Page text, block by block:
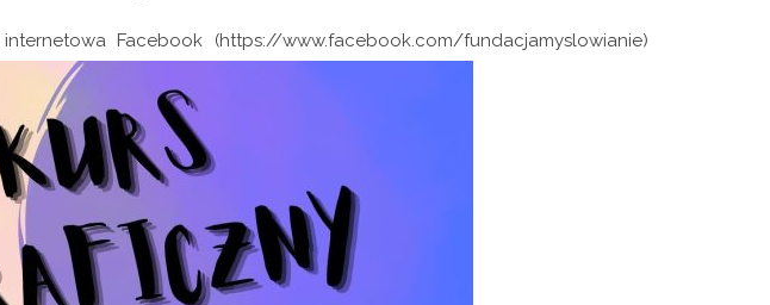
internetowa Facebook (https://www.facebook.com/fundacjamyslowianie)